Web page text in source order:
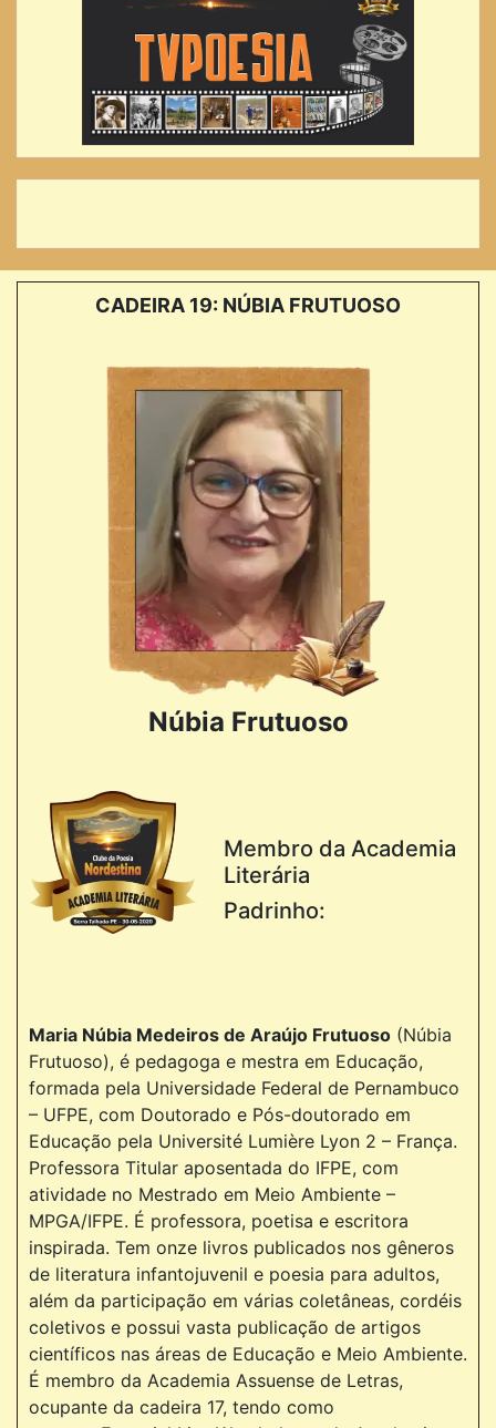
CADEIRA 19: NÚBIA FRUTUOSO
Núbia Frutuoso
Membro da Academia
Literária
Padrinho:
Maria Núbia Medeiros de Araújo Frutuoso (Núbia
Frutuoso), é pedagoga e mestra em Educação,
formada pela Universidade Federal de Pernambuco
– UFPE, com Doutorado e Pós-doutorado em
Educação pela Université Lumière Lyon 2 – França.
Professora Titular aposentada do IFPE, com
atividade no Mestrado em Meio Ambiente –
MPGA/IFPE. É professora, poetisa e escritora
inspirada. Tem onze livros publicados nos gêneros
de literatura infantojuvenil e poesia para adultos,
além da participação em várias coletâneas, cordéis
coletivos e possui vasta publicação de artigos
científicos nas áreas de Educação e Meio Ambiente.
É membro da Academia Assuense de Letras,
ocupante da cadeira 17, tendo como